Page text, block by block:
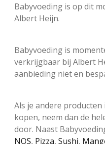
Babyvoeding is op dit
Albert Heijn.
Babyvoeding is
verkrijgbaar bij Albert
aanbieding niet en
Als je andere
kopen, neem dan de
door. Naast
NOS, Pizza, Sushi,